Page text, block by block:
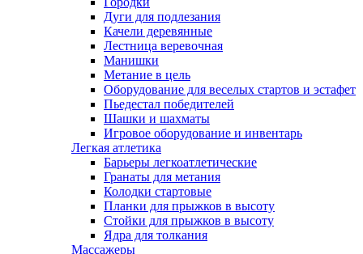
Дуги для подлезания
Качели деревянные
Лестница веревочная
Манишки
Метание в цель
Оборудование для веселых стартов и эстафет
Пьедестал победителей
Шашки и шахматы
Игровое оборудование и инвентарь
Легкая атлетика
Барьеры легкоатлетические
Гранаты для метания
Колодки стартовые
Планки для прыжков в высоту
Стойки для прыжков в высоту
Ядра для толкания
Массажеры